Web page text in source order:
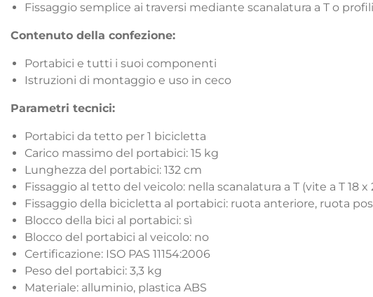
Fissaggio semplice ai traversi mediante scanalatura a T o
Contenuto della confezione:
Portabici e tutti i suoi componenti
Istruzioni di montaggio e uso in ceco
Parametri tecnici:
Portabici da tetto per 1 bicicletta
Carico massimo del portabici: 15 kg
Lunghezza del portabici: 132 cm
Fissaggio al tetto del veicolo: nella scanalatura a T (vite a T 18
Fissaggio della bicicletta al portabici: ruota anteriore, ruota
Blocco della bici al portabici: sì
Blocco del portabici al veicolo: no
Certificazione: ISO PAS 11154:2006
Peso del portabici: 3,3 kg
Materiale: alluminio, plastica ABS